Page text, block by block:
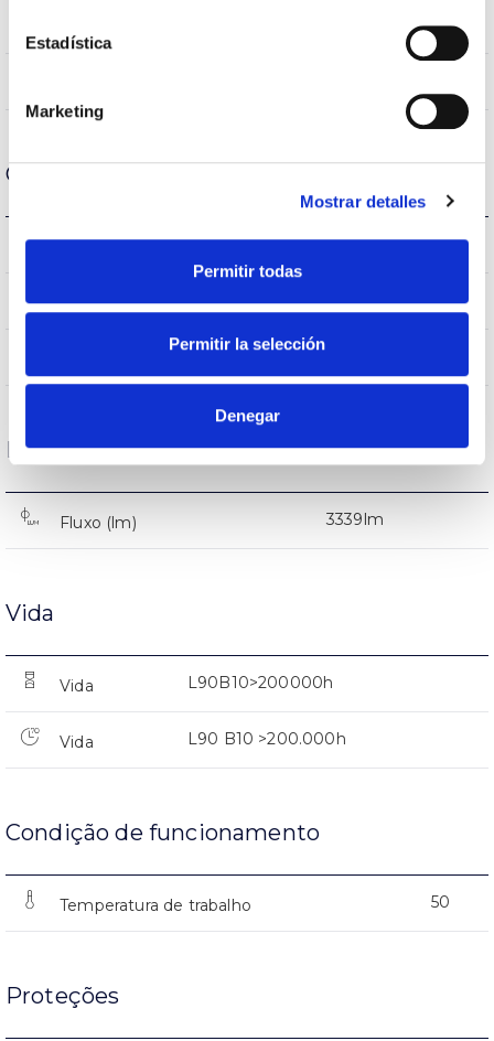
Estadística
Marketing
Mostrar detalles
Permitir todas
Permitir la selección
Denegar
Carcaça e Acabamento
IK Proteção contra impactos IK10
Índice de estanqueidade IP IP66
Desempenho
Fluxo (lm) 3339lm
Vida
Vida L90B10>200000h
Vida L90 B10 >200.000h
Condição de funcionamento
Temperatura de trabalho 50
Proteções